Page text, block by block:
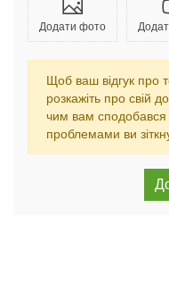
Додати фото
Щоб ваш відгук про
розкажіть про свій
чим вам сподобався
проблемами ви